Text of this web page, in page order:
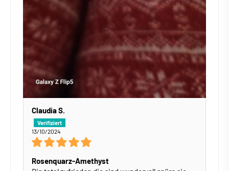
Claudia S.
13/10/2024
Rosenquarz-Amethyst